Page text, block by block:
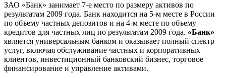
ЗАО «Банк» занимает 7-е место по размеру активов по
результатам 2009 года. Банк находится на 5-м месте в России
по объему частных депозитов и на 4-м месте по объему
кредитов для частных лиц по результатам 2009 года. «Банк»
является универсальным банком и оказывает полный спектр
услуг, включая обслуживание частных и корпоративных
клиентов, инвестиционный банковский бизнес, торговое
финансирование и управление активами.